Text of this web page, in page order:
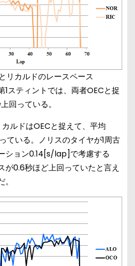
リカルドのレースペース
スティントでは、両者OECと捉
回っている。
ルドはOECと捉えて、平均
ている。ノリスのタイヤが1周古
ション0.14[s/lap]で考慮する
が0.6秒ほど上回っていたと言え